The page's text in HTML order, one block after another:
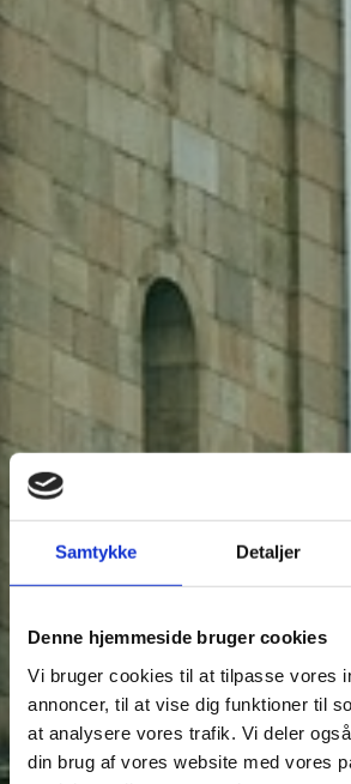
Samtykke Detaljer
Denne hjemmeside bruger cookies
Vi bruger cookies til at tilpasse vores
annoncer, til at vise dig funktioner til
at analysere vores trafik. Vi deler
din brug af vores website med vores
Sensommer i
2026